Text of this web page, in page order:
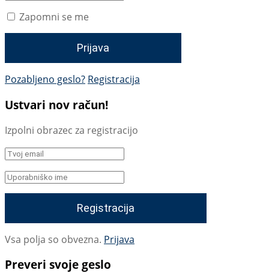
Zapomni se me
Pozabljeno geslo? Registracija
Ustvari nov račun!
Izpolni obrazec za registracijo
Vsa polja so obvezna. Prijava
Preveri svoje geslo